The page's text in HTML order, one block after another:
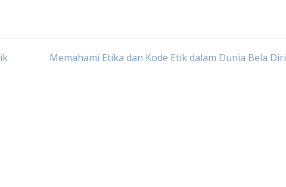
Memahami Etika dan Kode Etik dalam Dunia Bela Diri